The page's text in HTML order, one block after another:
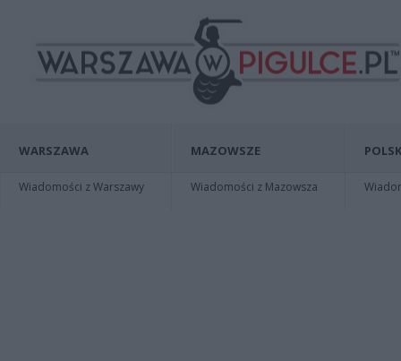
WARSZAWA
Wiadomości z Warszawy
MAZOWSZE
Wiadomości z Mazowsza